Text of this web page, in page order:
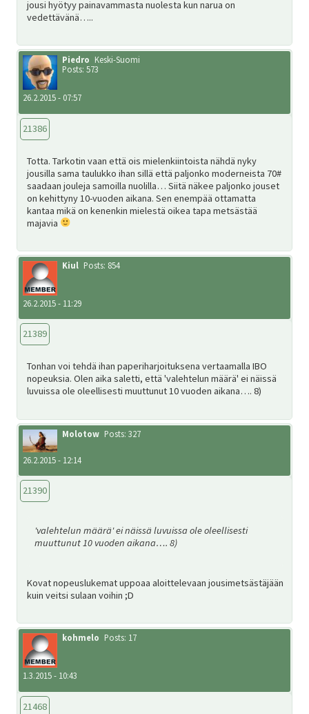
jousi hyötyy painavammasta nuolesta kun narua on
vedettävänä…..
Piedro Keski-Suomi
Posts: 573
26.2.2015 - 07:57
21386
Totta. Tarkotin vaan että ois mielenkiintoista nähdä nyky
jousilla sama taulukko ihan sillä että paljonko moderneista 70#
saadaan jouleja samoilla nuolilla… Siitä näkee paljonko jouset
on kehittyny 10-vuoden aikana. Sen enempää ottamatta
kantaa mikä on kenenkin mielestä oikea tapa metsästää
majavia
Kiul Posts: 854
26.2.2015 - 11:29
21389
Tonhan voi tehdä ihan paperiharjoituksena vertaamalla IBO
nopeuksia. Olen aika saletti, että 'valehtelun määrä' ei näissä
luvuissa ole oleellisesti muuttunut 10 vuoden aikana…. 8)
Molotow Posts: 327
26.2.2015 - 12:14
21390
'valehtelun määrä' ei näissä luvuissa ole oleellisesti
muuttunut 10 vuoden aikana…. 8)
Kovat nopeuslukemat uppoaa aloittelevaan jousimetsästäjään
kuin veitsi sulaan voihin ;D
kohmelo Posts: 17
1.3.2015 - 10:43
21468